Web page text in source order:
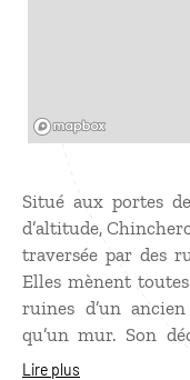
Situé aux portes
d’altitude,
traversée par des
Elles mènent
ruines d’un
qu’un mur. Son
avec la simplicité
Lire plus